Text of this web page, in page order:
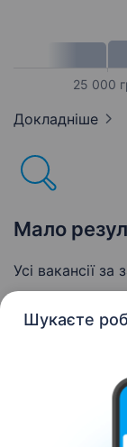
Шукаєте
25 000
Докладніше
Мало
Усі вакансії